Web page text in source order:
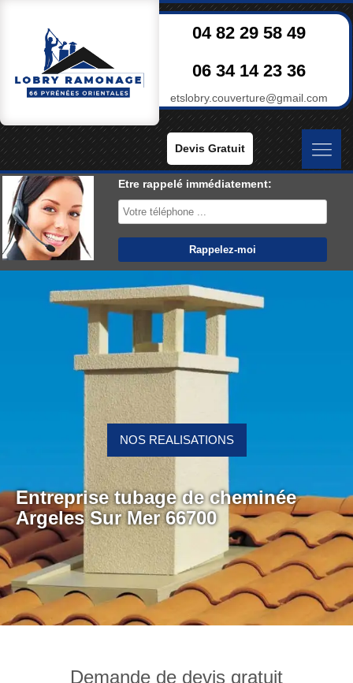
04 82 29 58 49
06 34 14 23 36
etslobry.couverture@gmail.com
Devis Gratuit
Etre rappelé immédiatement:
Entreprise tubage de cheminée
Argeles Sur Mer 66700
NOS REALISATIONS
Demande de devis gratuit